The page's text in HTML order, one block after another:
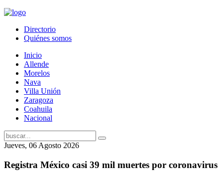
Directorio
Quiénes somos
Inicio
Allende
Morelos
Nava
Villa Unión
Zaragoza
Coahuila
Nacional
Jueves, 06 Agosto 2026
Registra México casi 39 mil muertes por coronavirus